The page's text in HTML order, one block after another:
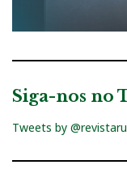
Siga-nos no
Tweets by